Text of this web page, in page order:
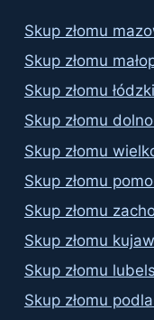
Skup złomu
Skup złomu
Skup złomu
Skup złomu
Skup złomu
Skup złomu
Skup złomu
Skup złomu
Skup złomu
Skup złomu